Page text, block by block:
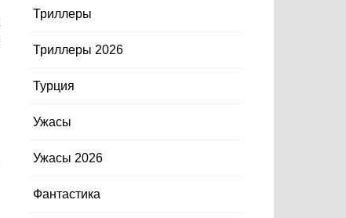
Триллеры
Триллеры 2026
Турция
Ужасы
Ужасы 2026
Фантастика